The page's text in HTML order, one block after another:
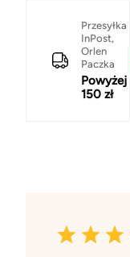
Przesyłka
InPost,
Orlen
Paczka
Powyżej
150 zł